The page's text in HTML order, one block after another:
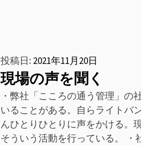
投稿日: 2021年11月20日
現場の声を聞く
・弊社「こころの通う管理」の
いることがある。自らライトバ
んひとりひとりに声をかける。
そういう活動を行っている。 ・